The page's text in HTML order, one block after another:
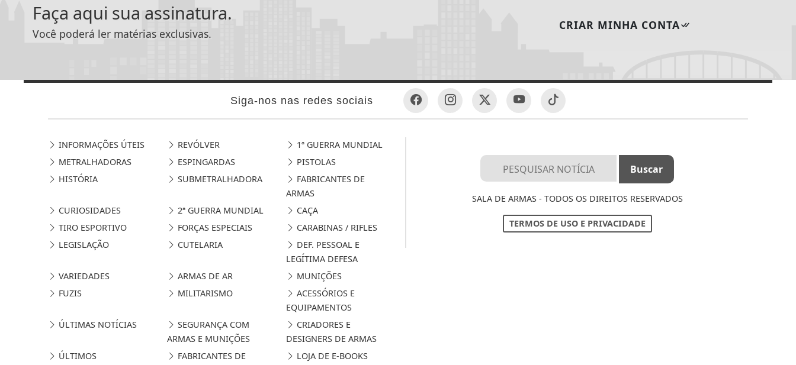
Faça aqui sua assinatura.
Você poderá ler matérias exclusivas.
CRIAR MINHA CONTA
Siga-nos nas redes sociais
INFORMAÇÕES ÚTEIS REVÓLVER
1ª GUERRA MUNDIAL
METRALHADORAS
ESPINGARDAS
PISTOLAS
HISTÓRIA
SUBMETRALHADORA
FABRICANTES DE
ARMAS
CURIOSIDADES
2ª GUERRA MUNDIAL
CAÇA
TIRO ESPORTIVO
FORÇAS ESPECIAIS
CARABINAS / RIFLES
LEGISLAÇÃO
CUTELARIA
DEF. PESSOAL E
LEGÍTIMA DEFESA
VARIEDADES
ARMAS DE AR
MUNIÇÕES
FUZIS
MILITARISMO
ACESSÓRIOS E
EQUIPAMENTOS
ÚLTIMAS NOTÍCIAS
SEGURANÇA COM
ARMAS E MUNIÇÕES
CRIADORES E
DESIGNERS DE ARMAS
ÚLTIMOS
FABRICANTES DE
LOJA DE E-BOOKS
SALA DE ARMAS - TODOS OS DIREITOS RESERVADOS
TERMOS DE USO E PRIVACIDADE